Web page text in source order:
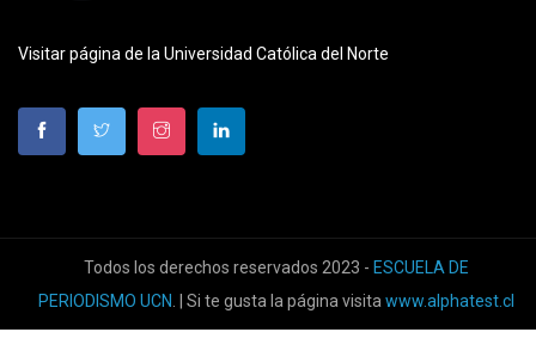
Visitar página de la Universidad Católica del Norte
Todos los derechos reservados 2023 - ESCUELA DE
PERIODISMO UCN
. | Si te gusta la página visita www.alphatest.cl